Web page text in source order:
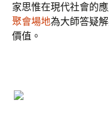
家思惟在現代社會的
聚會場地為大師答疑
價值。